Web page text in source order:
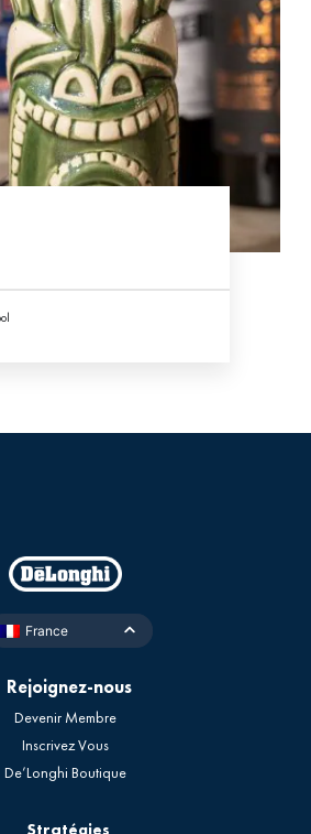
France
Rejoignez-nous
Devenir Membre
Inscrivez Vous
De’Longhi Boutique
Stratégies